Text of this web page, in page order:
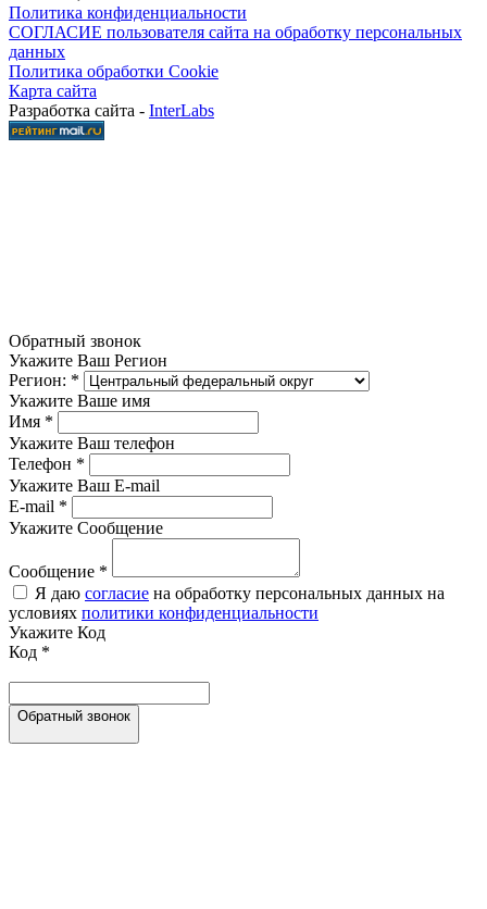
Политика конфиденциальности
СОГЛАСИЕ пользователя сайта на обработку персональных
данных
Политика обработки Cookie
Карта сайта
Разработка сайта - InterLabs
Обратный звонок
Укажите Ваш Регион
Регион: *
Укажите Ваше имя
Имя *
Укажите Ваш телефон
Телефон *
Укажите Ваш E-mail
E-mail *
Укажите Сообщение
Сообщение *
Я даю согласие на обработку персональных данных на
условиях политики конфиденциальности
Укажите Код
Код *
Обратный звонок